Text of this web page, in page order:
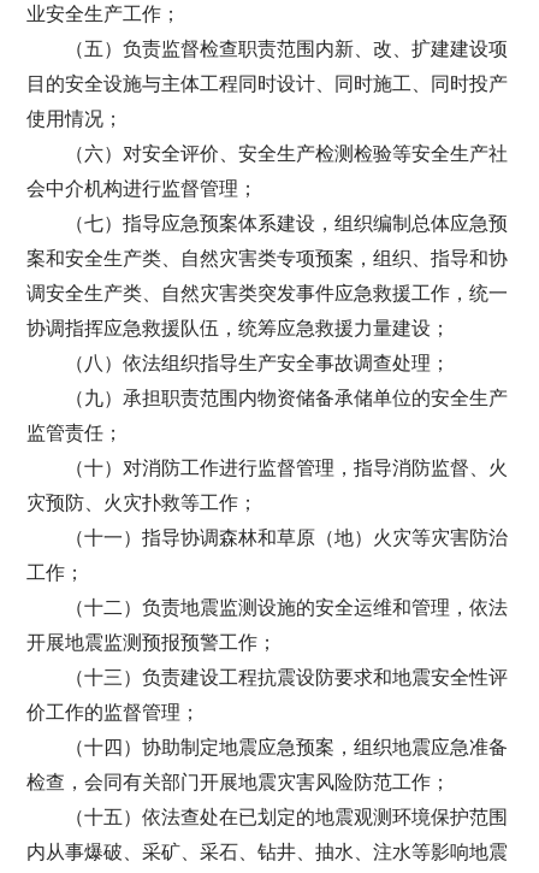
业安全生产工作；
（五）负责监督检查职责范围内新、改、扩建建设项
目的安全设施与主体工程同时设计、同时施工、同时投产
使用情况；
（六）对安全评价、安全生产检测检验等安全生产社
会中介机构进行监督管理；
（七）指导应急预案体系建设，组织编制总体应急预
案和安全生产类、自然灾害类专项预案，组织、指导和协
调安全生产类、自然灾害类突发事件应急救援工作，统一
协调指挥应急救援队伍，统筹应急救援力量建设；
（八）依法组织指导生产安全事故调查处理；
（九）承担职责范围内物资储备承储单位的安全生产
监管责任；
（十）对消防工作进行监督管理，指导消防监督、火
灾预防、火灾扑救等工作；
（十一）指导协调森林和草原（地）火灾等灾害防治
工作；
（十二）负责地震监测设施的安全运维和管理，依法
开展地震监测预报预警工作；
（十三）负责建设工程抗震设防要求和地震安全性评
价工作的监督管理；
（十四）协助制定地震应急预案，组织地震应急准备
检查，会同有关部门开展地震灾害风险防范工作；
（十五）依法查处在已划定的地震观测环境保护范围
内从事爆破、采矿、采石、钻井、抽水、注水等影响地震